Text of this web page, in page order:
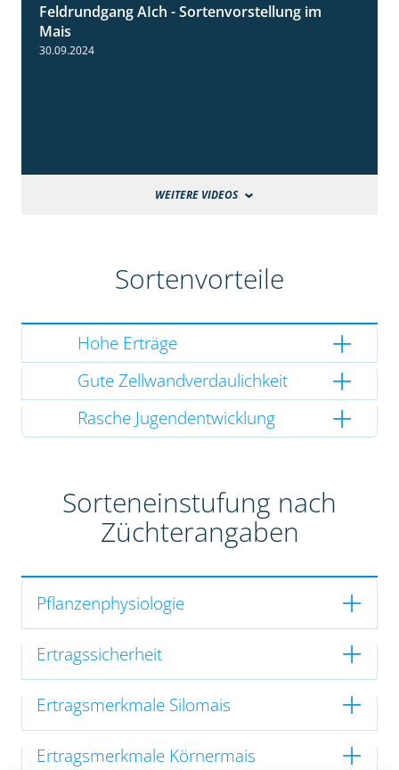
11:24
Feldrundgang AIch - Sortenvorstellung im
Mais
30.09.2024
WEITERE VIDEOS
Sortenvorteile
Hohe Erträge
Gute Zellwandverdaulichkeit
Rasche Jugendentwicklung
Sorteneinstufung nach
Züchterangaben
Pflanzenphysiologie
Ertragssicherheit
Ertragsmerkmale Silomais
Ertragsmerkmale Körnermais